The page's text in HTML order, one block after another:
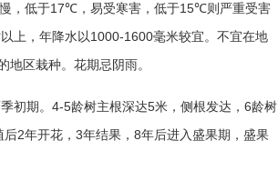
，低于17℃ ，易受寒害，低于15℃则严重受害
上，年降水以1000-1600毫米较宜。不宜在地
地区栽种。花期忌阴雨。
初期。 4-5龄树主根深达5米，侧根发达， 6龄树
后2年开花， 3年结果， 8年后进入盛果期，盛果